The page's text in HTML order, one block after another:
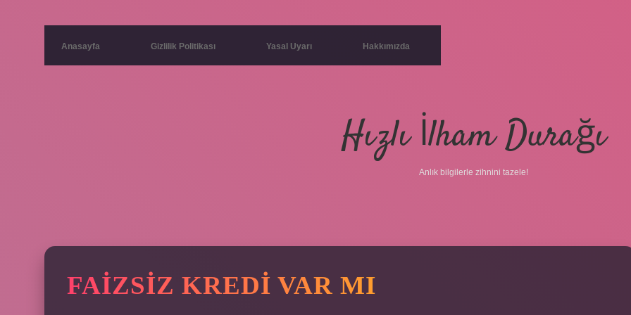
Anasayfa Gizlilik Politikası Yasal Uyarı Hakkımızda
Hızlı İlham Durağı
Anlık bilgilerle zihnini tazele!
FAIZSIZ KREDI VAR MI